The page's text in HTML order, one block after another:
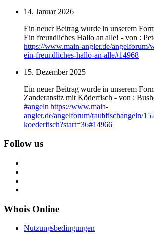
14. Januar 2026
Ein neuer Beitrag wurde in unserem
Ein freundliches Hallo an alle! - von :
https://www.main-angler.de/angelforum/
ein-freundliches-hallo-an-alle#14968
15. Dezember 2025
Ein neuer Beitrag wurde in unserem
Zanderansitz mit Köderfisch - von :
#angeln https://www.main-
angler.de/angelforum/raubfischangeln/
koederfisch?start=36#14966
Follow us
Whois Online
Nutzungsbedingungen